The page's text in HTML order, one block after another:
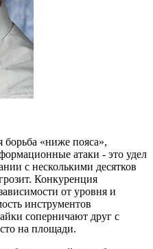
борьба «ниже пояса»,
атаки - это удел
с несколькими десятков
Конкуренция
от уровня и
инструментов
соперничают друг с
на площади.